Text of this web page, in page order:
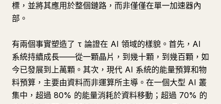
標，並將其應用於整個鏈路，而非僅僅在單一加速器內
部。
有兩個事實塑造了 τ 論證在 AI 領域的樣貌。首先，AI
系統持續成長——從一顆晶片，到幾十顆，到幾百顆，如
今已發展到上萬顆。其次，現代 AI 系統的能量預算和物
料預算，主要由資料而非運算所主導。在一個大型 AI 叢
集中，超過 80% 的能量消耗於資料移動；超過 70% 的